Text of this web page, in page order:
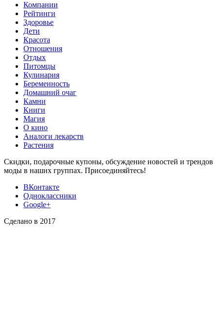
Компании
Рейтинги
Здоровье
Дети
Красота
Отношения
Отдых
Питомцы
Кулинария
Беременность
Домашний очаг
Камни
Книги
Магия
О кино
Аналоги лекарств
Растения
Скидки, подарочные купоны, обсуждение новостей и трендов
моды в наших группах. Присоединяйтесь!
ВКонтакте
Одноклассники
Google+
Сделано в 2017